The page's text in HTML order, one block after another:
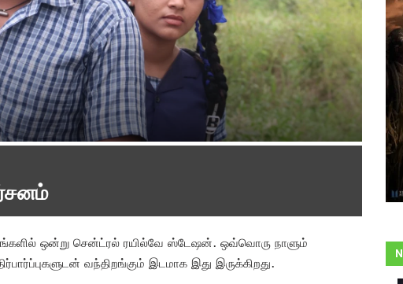
ஒன்று சென்ட்ரல் ரயில்வே ஸ்டேஷன். ஒவ்வொரு நாளும்
வந்திறங்கும் இடமாக இது இருக்கிறது.